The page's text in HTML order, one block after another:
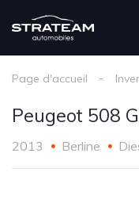
Page d'accueil
Peugeot 508
2013 Berline